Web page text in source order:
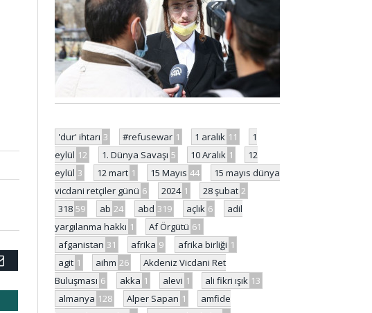
Email
'dur' ihtarı 3 #refusewar 1 1 aralık 11
1
eylül 12 1. Dünya Savaşı 5 10 Aralık 1
12
eylül 3 12 mart 1 15 Mayıs 44
15 mayıs dünya
vicdani retçiler günü 6 2024 1 28 şubat 2
318 59 ab 24 abd 319 açlık 6
adil
yargılanma hakkı 1 Af Örgütü 61
afganistan 31 afrika 9 afrika birliği 1
agit 1 aihm 26
Akdeniz Vicdani Ret
Buluşması 6 akka 1 alevi 1 ali fikri ışık 13
almanya 128 Alper Sapan 1
amfide